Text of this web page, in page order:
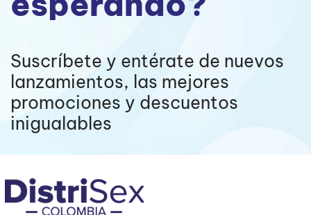
Suscríbete y entérate de nuevos
lanzamientos, las mejores
promociones y descuentos
inigualables